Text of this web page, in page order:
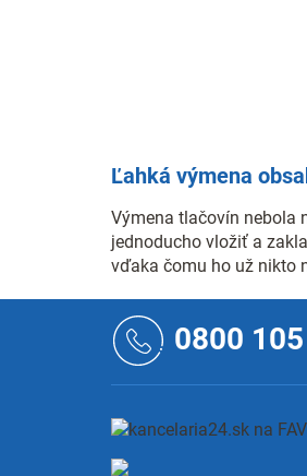
Ľahká výmena
Výmena tlačovín nebola
jednoducho vložiť a
vďaka čomu ho už nikto
0800